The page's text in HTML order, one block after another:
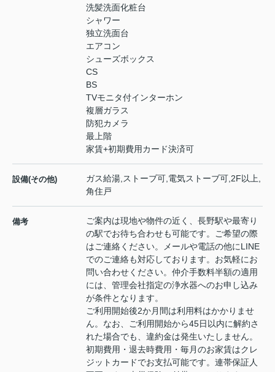
洗髪洗面化粧台
シャワー
独立洗面台
エアコン
シューズボックス
CS
BS
TVモニタ付インターホン
複層ガラス
防犯カメラ
最上階
家賃+初期費用カード決済可
設備(その他)
ガス給湯,ストーブ可,電気ストーブ可,2F以上,
角住戸
備考
ご案内は現地や物件の近く、長野駅や最寄り
の駅でお待ち合わせも可能です。ご希望の際
はご連絡ください。メールや電話の他にLINE
でのご連絡も対応しております。お気軽にお
問い合わせください。仲介手数料半額の適用
には、管理会社指定の浄水器へのお申し込み
が条件となります。
ご利用開始後2か月間は利用料はかかりませ
ん。なお、ご利用開始から45日以内に解約さ
れた場合でも、違約金は発生いたしません。
初期費用・退去時費用・毎月のお家賃はクレ
ジットカードでお支払可能です。連帯保証人